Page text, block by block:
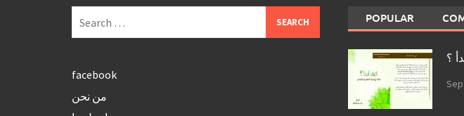
for:
facebook
من نحن
POPULAR
؟